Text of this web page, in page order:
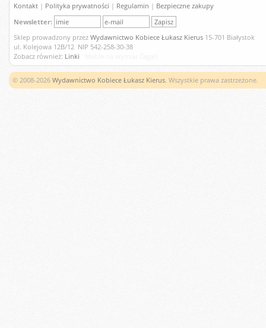
Kontakt | Polityka prywatności | Regulamin | Bezpieczne zakupy
Newsletter:
Sklep prowadzony przez Wydawnictwo Kobiece Łukasz Kierus 15-701 Białystok
ul. Kolejowa 12B/12 NIP 542-258-30-38
Zobacz również: Linki
© 2008-2026 Wydawnictwo Kobiece Łukasz Kierus. Wszystkie prawa zastrzeżone.